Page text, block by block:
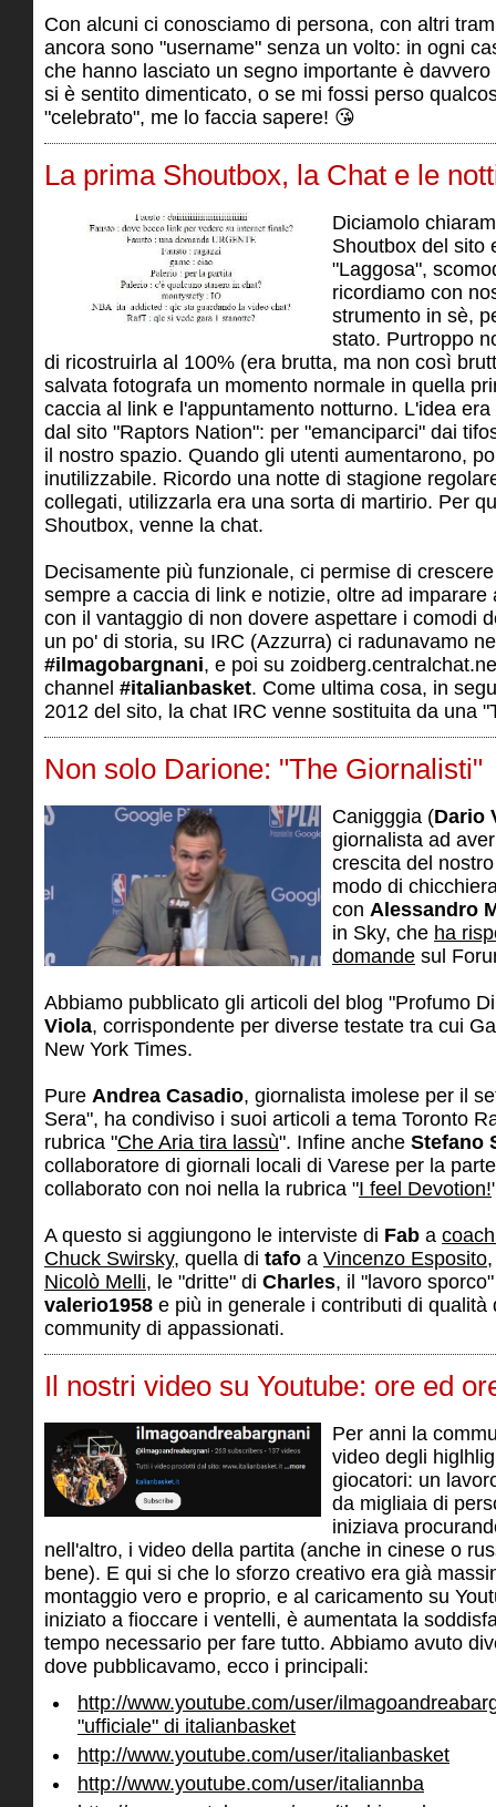
Con alcuni ci conosciamo di persona, con altri
ancora sono "username" senza un volto: in ogni
che hanno lasciato un segno importante è
si è sentito dimenticato, o se mi fossi perso
"celebrato", me lo faccia sapere! 😘
La prima Shoutbox, la Chat e le
Diciamolo
Shoutbox del sito
"Laggosa",
ricordiamo con
strumento in sè,
stato. Purtroppo
di ricostruirla al 100% (era brutta, ma non così
salvata fotografa un momento normale in quella
caccia al link e l'appuntamento notturno. L'idea
dal sito "Raptors Nation": per "emanciparci" dai
il nostro spazio. Quando gli utenti aumentarono,
inutilizzabile. Ricordo una notte di stagione
collegati, utilizzarla era una sorta di martirio. Per
Shoutbox, venne la chat.
Decisamente più funzionale, ci permise di
sempre a caccia di link e notizie, oltre ad imparare
con il vantaggio di non dovere aspettare i comodi
un po' di storia, su IRC (Azzurra) ci radunavamo
#ilmagobargnani, e poi su
channel #italianbasket. Come ultima cosa, in
2012 del sito, la chat IRC venne sostituita da una
Non solo Darione: "The Giornalisti"
Canigggia (Dario
giornalista ad
crescita del
modo di
con Alessandro
in Sky, che ha
domande sul
Abbiamo pubblicato gli articoli del blog "Profumo
Viola, corrispondente per diverse testate tra cui
New York Times.
Pure Andrea Casadio, giornalista imolese per il
Sera", ha condiviso i suoi articoli a tema Toronto
rubrica "Che Aria tira lassù". Infine anche Stefano
collaboratore di giornali locali di Varese per la
collaborato con noi nella la rubrica "I feel Devotion!
A questo si aggiungono le interviste di Fab a
Chuck Swirsky, quella di tafo a Vincenzo Esposito
Nicolò Melli, le "dritte" di Charles, il "lavoro
valerio1958 e più in generale i contributi di qualità
community di appassionati.
Il nostri video su Youtube: ore ed
Per anni la
video degli
giocatori: un
da migliaia di
iniziava
nell'altro, i video della partita (anche in cinese o
bene). E qui si che lo sforzo creativo era già
montaggio vero e proprio, e al caricamento su
iniziato a fioccare i ventelli, è aumentata la
tempo necessario per fare tutto. Abbiamo avuto
dove pubblicavamo, ecco i principali:
http://www.youtube.com/user/
"ufficiale" di italianbasket
http://www.youtube.com/user/italianbasket
http://www.youtube.com/user/italiannba